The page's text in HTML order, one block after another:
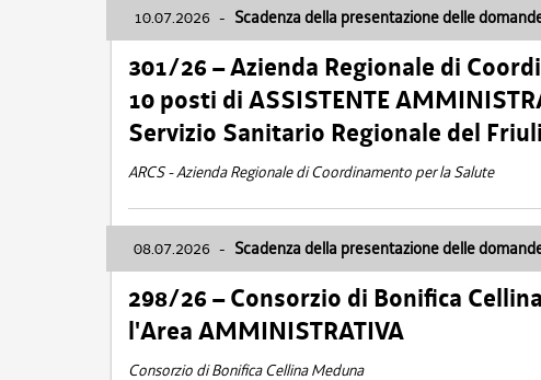
10.07.2026 - Scadenza della presentazione delle
301/26 – Azienda Regionale di
10 posti di ASSISTENTE
Servizio Sanitario Regionale del
ARCS - Azienda Regionale di Coordinamento per la Salute
08.07.2026 - Scadenza della presentazione delle
298/26 – Consorzio di Bonifica
l'Area AMMINISTRATIVA
Consorzio di Bonifica Cellina Meduna